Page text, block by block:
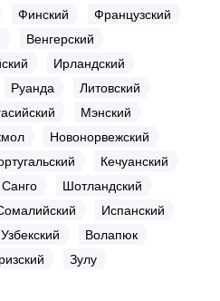
Финский
Французский
Венгерский
Ирландский
Руанда
Литовский
Мэнский
Новонорвежский
Кечуанский
Санго
Шотландский
Испанский
Узбекский
Волапюк
Зулу